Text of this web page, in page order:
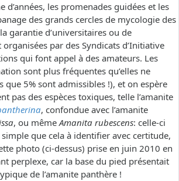
d’années, les promenades guidées et les
des grands cercles de mycologie des
garantie d’universitaires ou de
par des Syndicats d’Initiative
qui font appel à des amateurs. Les
sont plus fréquentes qu’elles ne
que 5% sont admissibles !), et on espère
pas des espèces toxiques, telle l’amanite
, confondue avec l’amanite
, ou mêmeAmanita rubescens: celle-ci
simple que cela à identifier avec certitude,
photo (ci-dessus) prise en juin 2010 en
perplexe, car la base du pied présentait
de l’amanite panthère !